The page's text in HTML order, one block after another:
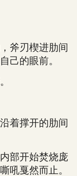
斧刃楔进肋间
己的眼前。
着撑开的肋间
部开始焚烧庞
吼戛然而止。